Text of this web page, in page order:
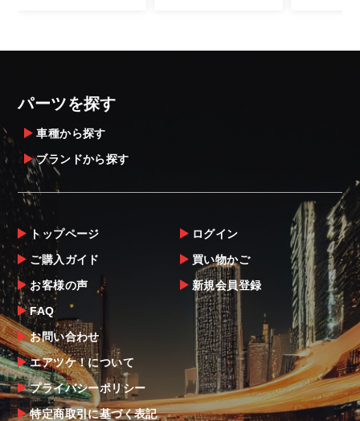
・発送先に、塗装・取付店等の業者様をご指
・メーカーによっては、配送先が自動車関連
業者でなければ、配送出来ないことがあるこ
とは予めご了承ください。
お届け商品について
商品到着後は速やかに開封のうえ、中身をご
確認下さい。
当社ならびにメーカーでは販売する商品に万
全を期すよう尽力しておりますが、
万一、商品に不具合があった場合は商品出荷
後5日以内にご連絡をお願いします。
なお、塗装・加工・装着後の交換や返品は、
理由を問わず一切お受けできません。
商品の不具合や状況は写真等をお願いする場
合もございますので、ご協力をお願いしま
パーツを探す
車種から探す
ブランドから探す
トップページ
ご購入ガイド
お客様の声
FAQ
お問い合わせ
エアツケ！について
プライバシーポリシー
特定商取引に基づく表記
ログイン
買い物かご
新規会員登録